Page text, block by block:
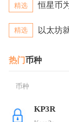
精选 恒星币
精选 以太坊
热门币种
币种
KP3R